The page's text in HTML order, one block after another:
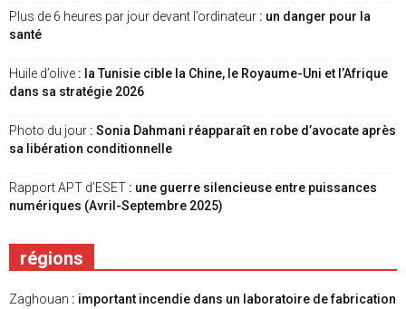
Plus de 6 heures par jour devant l’ordinateur : un danger pour la
santé
Huile d’olive : la Tunisie cible la Chine, le Royaume-Uni et l’Afrique
dans sa stratégie 2026
Photo du jour : Sonia Dahmani réapparaît en robe d’avocate après
sa libération conditionnelle
Rapport APT d’ESET : une guerre silencieuse entre puissances
numériques (Avril-Septembre 2025)
régions
Zaghouan : important incendie dans un laboratoire de fabrication